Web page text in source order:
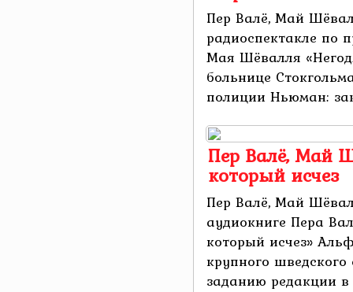
Пер Валё, Май
радиоспектакле по
Мая Шёвалля
больнице
полиции Ньюман:
Пер Валё, Май
который исчез
Пер Валё, Май
аудиокниге Пера
который исчез»
крупного
заданию редакции